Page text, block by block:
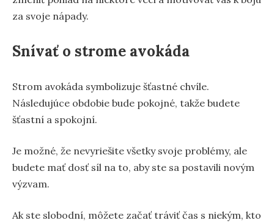
za svoje nápady.
Snívať o strome avokáda
Strom avokáda symbolizuje šťastné chvíle.
Následujúce obdobie bude pokojné, takže budete
šťastní a spokojní.
Je možné, že nevyriešite všetky svoje problémy, ale
budete mať dosť síl na to, aby ste sa postavili novým
výzvam.
Ak ste slobodní, môžete začať tráviť čas s niekým, kto